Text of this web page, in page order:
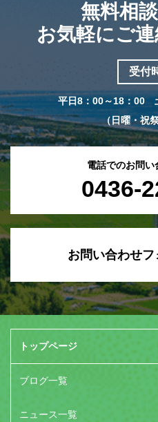
無料相
お気軽にご
受付
平日8：00～18：00
（日曜・祝
電話でのお問い
0436-
お問い合わせ
トップページ
ブログ一覧
ニュース一覧